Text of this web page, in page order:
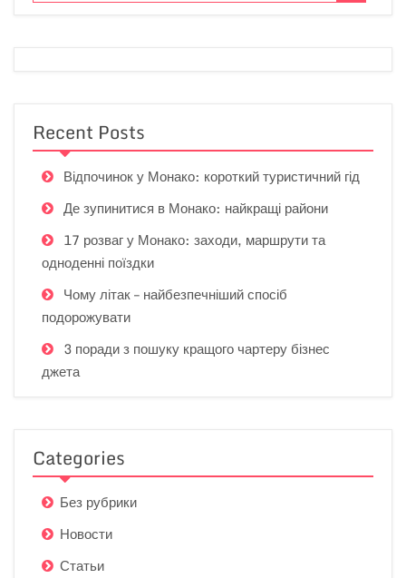
Recent Posts
Відпочинок у Монако: короткий туристичний гід
Де зупинитися в Монако: найкращі райони
17 розваг у Монако: заходи, маршрути та
одноденні поїздки
Чому літак – найбезпечніший спосіб
подорожувати
3 поради з пошуку кращого чартеру бізнес
джета
Categories
Без рубрики
Новости
Статьи